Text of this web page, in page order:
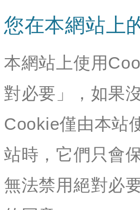
您在本網站上
本網站上使用
對必要」，如果
Cookie僅由本站
站時，它們只會
無法禁用絕對必